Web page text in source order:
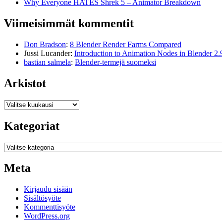
Why Everyone HATES Shrek 5 – Animator Breakdown
Viimeisimmät kommentit
Don Bradson: 8 Blender Render Farms Compared
Jussi Lucander: Introduction to Animation Nodes in Blender
bastian salmela: Blender-termejä suomeksi
Arkistot
Arkistot
Kategoriat
Kategoriat
Meta
Kirjaudu sisään
Sisältösyöte
Kommenttisyöte
WordPress.org